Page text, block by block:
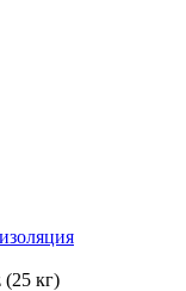
кг)